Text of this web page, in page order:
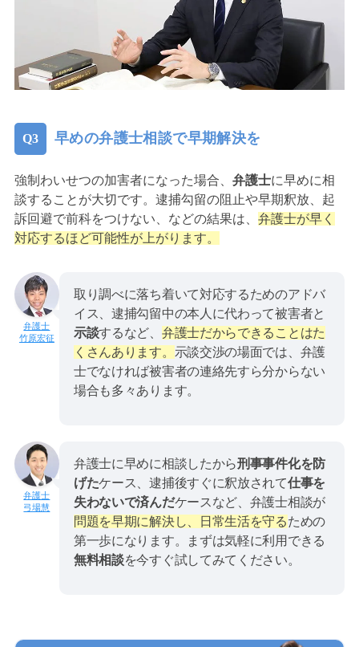
早めの弁護士相談で早期解決を
強制わいせつの加害者になった場合、 弁護士に早めに相
談することが大切です。逮捕勾留の阻止や早期釈放、起
訴回避で前科をつけない、などの結果は、 弁護士が早く
対応するほど可能性が上がります。
竹原宏征
取り調べに落ち着いて対応するためのアドバ
イス、逮捕勾留中の本人に代わって被害者と
示談するなど、 弁護士だからできることはた
くさんあります。 示談交渉の場面では、弁護
士でなければ被害者の連絡先すら分からない
場合も多々あります。
弓場慧
弁護士に早めに相談したから刑事事件化を防
げたケース、逮捕後すぐに釈放されて仕事を
失わないで済んだケースなど、弁護士相談が
問題を早期に解決し、日常生活を守るための
第一歩になります。まずは気軽に利用できる
無料相談を今すぐ試してみてください。